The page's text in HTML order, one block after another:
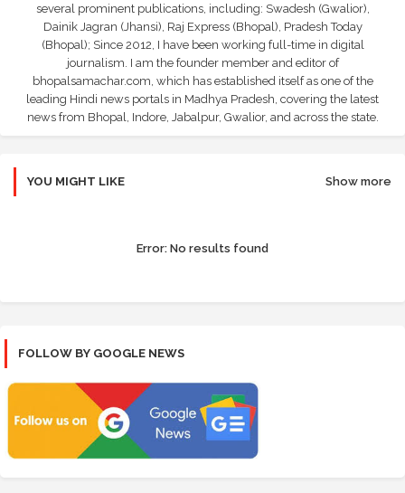
several prominent publications, including: Swadesh (Gwalior),
Dainik Jagran (Jhansi), Raj Express (Bhopal), Pradesh Today
(Bhopal); Since 2012, I have been working full-time in digital
journalism. I am the founder member and editor of
bhopalsamachar.com, which has established itself as one of the
leading Hindi news portals in Madhya Pradesh, covering the latest
news from Bhopal, Indore, Jabalpur, Gwalior, and across the state.
YOU MIGHT LIKE Show more
Error: No results found
FOLLOW BY GOOGLE NEWS